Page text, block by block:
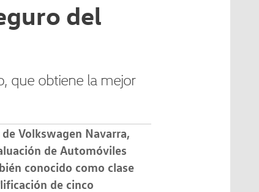
del
que obtiene la mejor
Volkswagen Navarra,
de Automóviles
conocido como clase
de cinco